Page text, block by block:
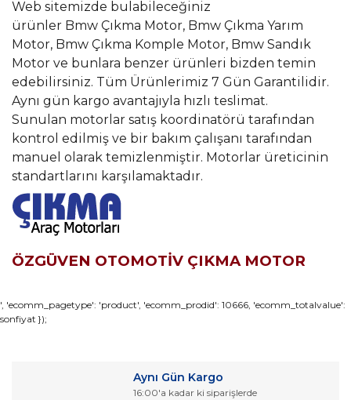
Web sitemizde bulabileceğiniz
ürünler Bmw Çıkma Motor, Bmw Çıkma Yarım
Motor, Bmw Çıkma Komple Motor, Bmw Sandık
Motor ve bunlara benzer ürünleri bizden temin
edebilirsiniz. Tüm Ürünlerimiz 7 Gün Garantilidir.
Aynı gün kargo avantajıyla hızlı teslimat.
Sunulan motorlar satış koordinatörü tarafından
kontrol edilmiş ve bir bakım çalışanı tarafından
manuel olarak temizlenmiştir. Motorlar üreticinin
standartlarını karşılamaktadır.
ÖZGÜVEN OTOMOTİV ÇIKMA MOTOR
Yorum Yaz
Bu ürünün fiyat bilgisi, resim, ürün açıklamalarında ve diğer
konularda yetersiz gördüğünüz noktaları öneri formunu
Ürün resmi kalitesiz, bozuk veya görüntülenemiyor.
', 'ecomm_pagetype': 'product', 'ecomm_prodid': 10666, 'ecomm_totalvalue':
sonfiyat });
Aynı Gün Kargo
16:00'a kadar ki siparişlerde